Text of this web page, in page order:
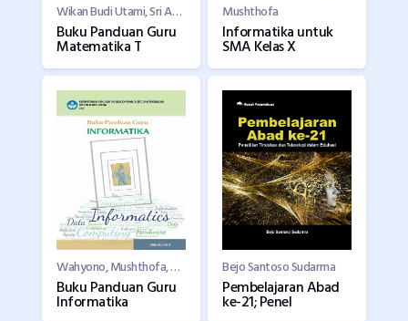
Wikan Budi Utami, Sri Adi Widodo, Fitria Sulistyowati
Buku Panduan Guru
Matematika T
Mushthofa
Informatika untuk
SMA Kelas X
Wahyono, Mushthofa, Auzi Asfarian, Dean Apriana Ramadhan, Hanson Prihantoro Putro, Irya Wisnubhadra, Budiman Saputra, Heni Pratiwi
Buku Panduan Guru
Informatika
Bejo Santoso Sudarma
Pembelajaran Abad
ke-21; Penel